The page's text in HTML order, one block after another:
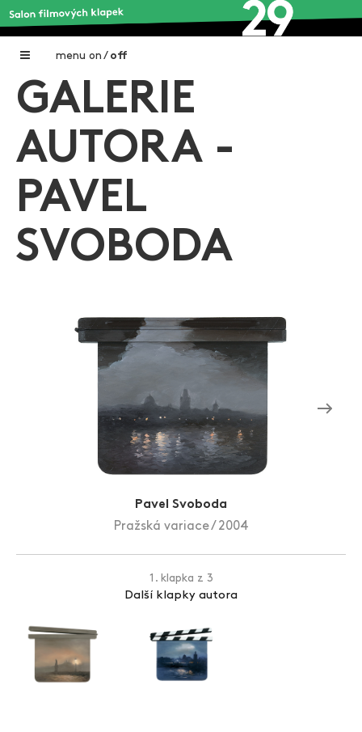
menu on / off
Home
Galerie filmových klapek
Autoři filmových klapek
O projektu
Aktuality
Zlín Film Festival
GALERIE
AUTORA -
PAVEL
SVOBODA
Pavel Svoboda
Pražská variace / 2004
1. klapka z 3
Další klapky autora